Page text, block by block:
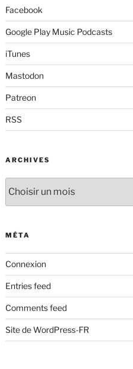
Facebook
Google Play Music Podcasts
iTunes
Mastodon
Patreon
RSS
ARCHIVES
MÉTA
Connexion
Entries feed
Comments feed
Site de WordPress-FR